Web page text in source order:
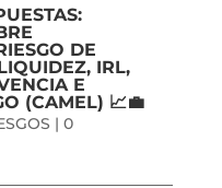
DE
IRL,
E
(CAMEL) 📈💼
| 0